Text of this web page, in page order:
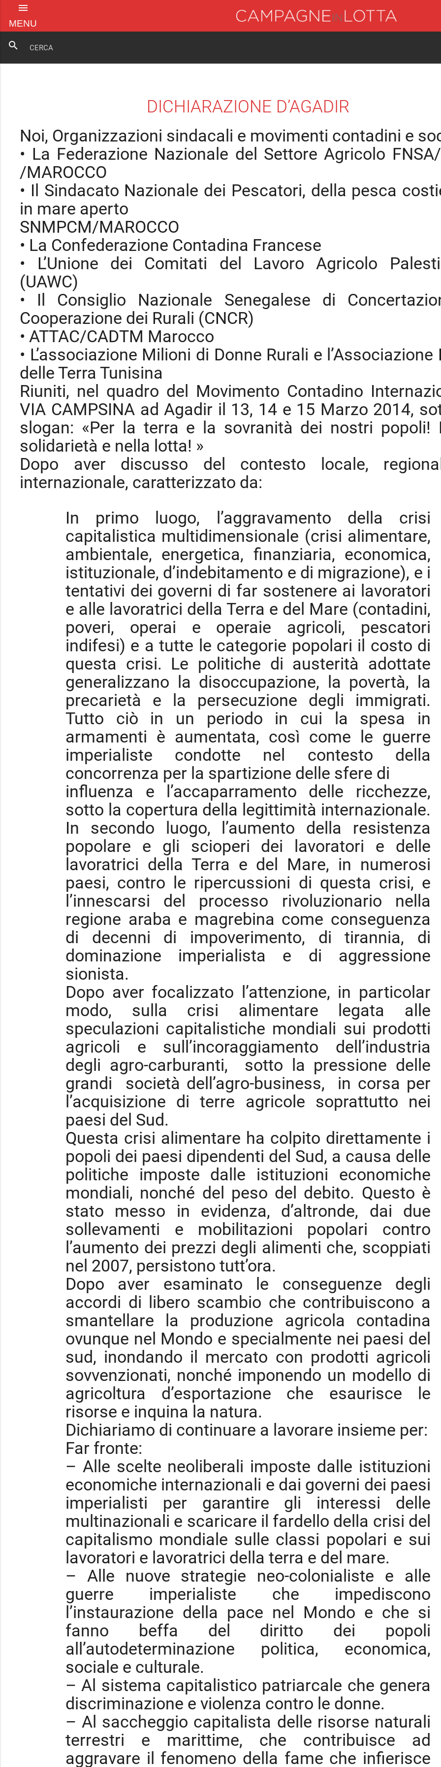
menu
MENU
search
DICHIARAZIONE D’AGADIR
Noi, Organizzazioni sindacali e movimenti contadini e
• La Federazione Nazionale del Settore Agricolo
/MAROCCO
• Il Sindacato Nazionale dei Pescatori, della pesca
in mare aperto
SNMPCM/MAROCCO
• La Confederazione Contadina Francese
• L’Unione dei Comitati del Lavoro Agricolo
(UAWC)
• Il Consiglio Nazionale Senegalese di
Cooperazione dei Rurali (CNCR)
• ATTAC/CADTM Marocco
• L’associazione Milioni di Donne Rurali e l’Associazione
delle Terra Tunisina
Riuniti, nel quadro del Movimento Contadino
VIA CAMPSINA ad Agadir il 13, 14 e 15 Marzo 2014,
slogan: «Per la terra e la sovranità dei nostri popoli!
solidarietà e nella lotta! »
Dopo aver discusso del contesto locale,
internazionale, caratterizzato da:
In primo luogo, l’aggravamento della crisi
capitalistica multidimensionale (crisi alimentare,
ambientale, energetica, finanziaria, economica,
istituzionale, d’indebitamento e di migrazione), e i
tentativi dei governi di far sostenere ai lavoratori
e alle lavoratrici della Terra e del Mare (contadini,
poveri, operai e operaie agricoli, pescatori
indifesi) e a tutte le categorie popolari il costo di
questa crisi. Le politiche di austerità adottate
generalizzano la disoccupazione, la povertà, la
precarietà e la persecuzione degli immigrati.
Tutto ciò in un periodo in cui la spesa in
armamenti è aumentata, così come le guerre
imperialiste condotte nel contesto della
concorrenza per la spartizione delle sfere di
influenza e l’accaparramento delle ricchezze,
sotto la copertura della legittimità internazionale.
In secondo luogo, l’aumento della resistenza
popolare e gli scioperi dei lavoratori e delle
lavoratrici della Terra e del Mare, in numerosi
paesi, contro le ripercussioni di questa crisi, e
l’innescarsi del processo rivoluzionario nella
regione araba e magrebina come conseguenza
di decenni di impoverimento, di tirannia, di
dominazione imperialista e di aggressione
sionista.
Dopo aver focalizzato l’attenzione, in particolar
modo, sulla crisi alimentare legata alle
speculazioni capitalistiche mondiali sui prodotti
agricoli e sull’incoraggiamento dell’industria
degli agro-carburanti, sotto la pressione delle
grandi società dell’agro-business, in corsa per
l’acquisizione di terre agricole soprattutto nei
paesi del Sud.
Questa crisi alimentare ha colpito direttamente i
popoli dei paesi dipendenti del Sud, a causa delle
politiche imposte dalle istituzioni economiche
mondiali, nonché del peso del debito. Questo è
stato messo in evidenza, d’altronde, dai due
sollevamenti e mobilitazioni popolari contro
l’aumento dei prezzi degli alimenti che, scoppiati
nel 2007, persistono tutt’ora.
Dopo aver esaminato le conseguenze degli
accordi di libero scambio che contribuiscono a
smantellare la produzione agricola contadina
ovunque nel Mondo e specialmente nei paesi del
sud, inondando il mercato con prodotti agricoli
sovvenzionati, nonché imponendo un modello di
agricoltura d’esportazione che esaurisce le
risorse e inquina la natura.
Dichiariamo di continuare a lavorare insieme per:
Far fronte:
– Alle scelte neoliberali imposte dalle istituzioni
economiche internazionali e dai governi dei paesi
imperialisti per garantire gli interessi delle
multinazionali e scaricare il fardello della crisi del
capitalismo mondiale sulle classi popolari e sui
lavoratori e lavoratrici della terra e del mare.
– Alle nuove strategie neo-colonialiste e alle
guerre imperialiste che impediscono
l’instaurazione della pace nel Mondo e che si
fanno beffa del diritto dei popoli
all’autodeterminazione politica, economica,
sociale e culturale.
– Al sistema capitalistico patriarcale che genera
discriminazione e violenza contro le donne.
– Al saccheggio capitalista delle risorse naturali
terrestri e marittime, che contribuisce ad
aggravare il fenomeno della fame che infierisce